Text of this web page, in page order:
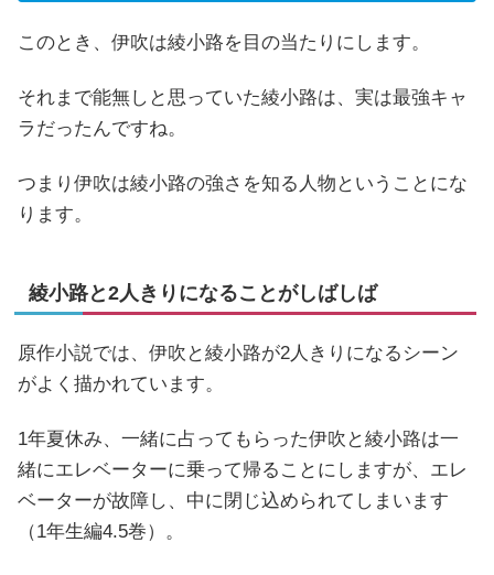
このとき、伊吹は綾小路を目の当たりにします。
それまで能無しと思っていた綾小路は、実は最強キャ
ラだったんですね。
つまり伊吹は綾小路の強さを知る人物ということにな
ります。
綾小路と2人きりになることがしばしば
原作小説では、伊吹と綾小路が2人きりになるシーン
がよく描かれています。
1年夏休み、一緒に占ってもらった伊吹と綾小路は一
緒にエレベーターに乗って帰ることにしますが、エレ
ベーターが故障し、中に閉じ込められてしまいます
（1年生編4.5巻）。